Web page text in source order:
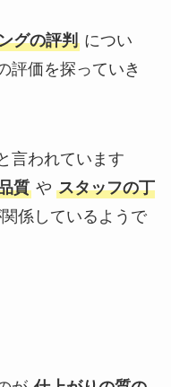
グの評判につい
評価を探っていき
言われています
質や スタッフの丁
係しているようで